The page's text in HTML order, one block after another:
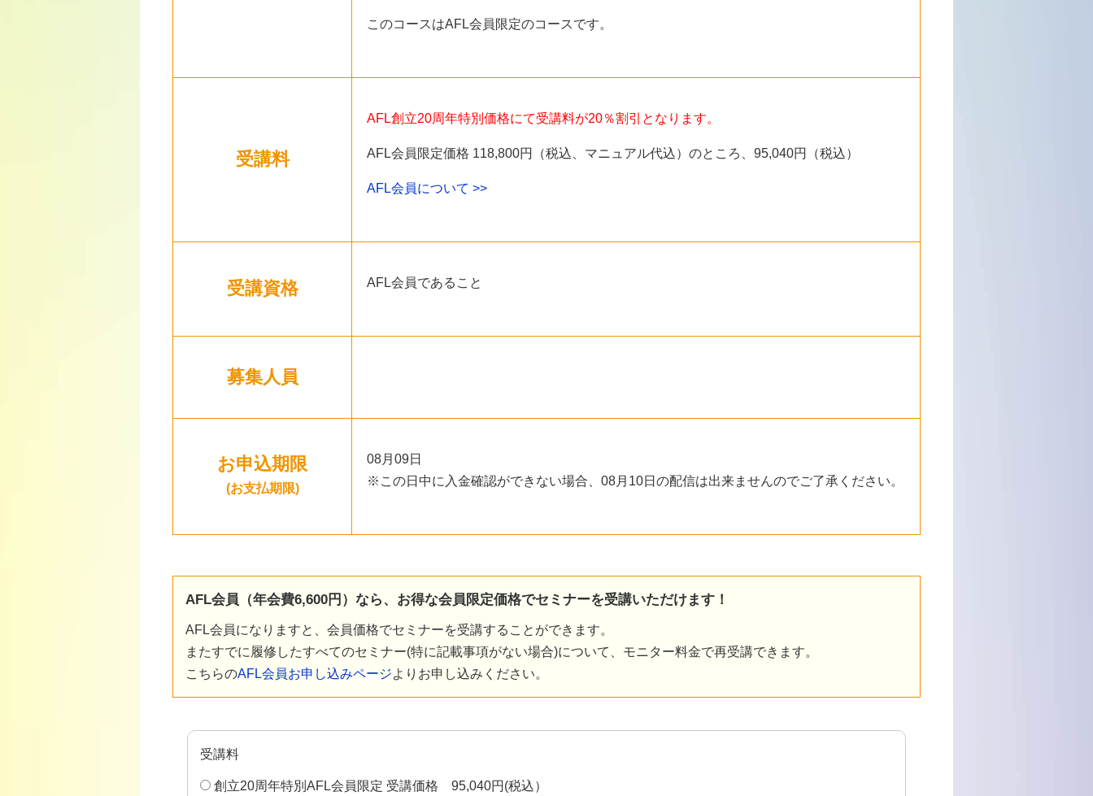
このコースはAFL会員限定のコースです。
受講料
AFL創立20周年特別価格にて受講料が20％割引となります。
AFL会員限定価格 118,800円（税込、マニュアル代込）のところ、95,040円（税込）
AFL会員について >>
受講資格 AFL会員であること
募集人員
お申込期限
(お支払期限)
08月09日
※この日中に入金確認ができない場合、08月10日の配信は出来ませんのでご了承ください。
AFL会員（年会費6,600円）なら、お得な会員限定価格でセミナーを受講いただけます！
AFL会員になりますと、会員価格でセミナーを受講することができます。
またすでに履修したすべてのセミナー(特に記載事項がない場合)について、モニター料金で再受講できます。
こちらのAFL会員お申し込みページよりお申し込みください。
受講料
創立20周年特別AFL会員限定 受講価格 95,040円(税込）